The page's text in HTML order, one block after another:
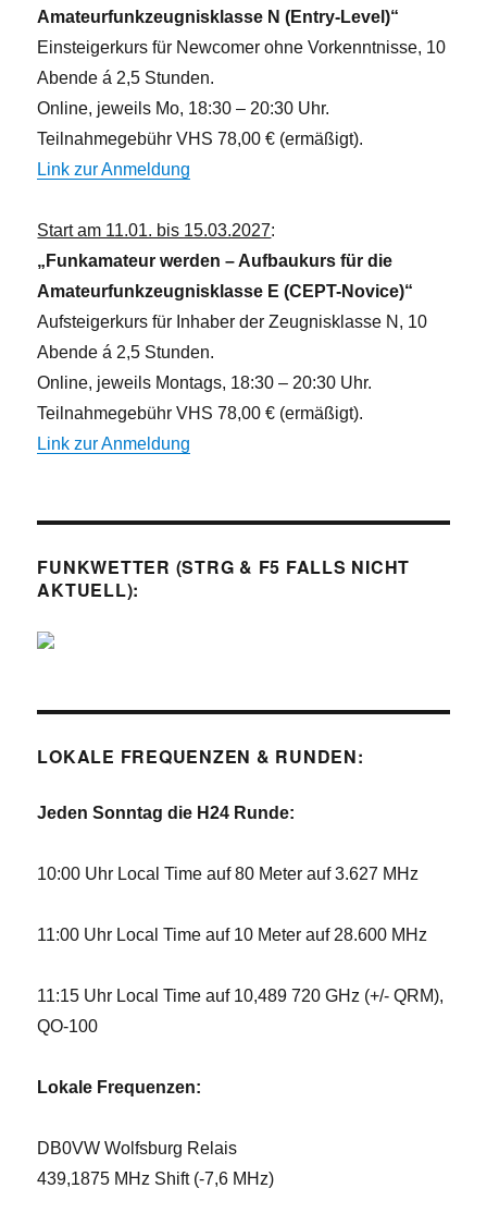
Amateurfunkzeugnisklasse N (Entry-Level)“
Einsteigerkurs für Newcomer ohne Vorkenntnisse, 10
Abende á 2,5 Stunden.
Online, jeweils Mo, 18:30 – 20:30 Uhr.
Teilnahmegebühr VHS 78,00 € (ermäßigt).
Link zur Anmeldung
Start am 11.01. bis 15.03.2027:
„Funkamateur werden – Aufbaukurs für die
Amateurfunkzeugnisklasse E (CEPT-Novice)“
Aufsteigerkurs für Inhaber der Zeugnisklasse N, 10
Abende á 2,5 Stunden.
Online, jeweils Montags, 18:30 – 20:30 Uhr.
Teilnahmegebühr VHS 78,00 € (ermäßigt).
Link zur Anmeldung
FUNKWETTER (STRG & F5 FALLS NICHT
AKTUELL):
LOKALE FREQUENZEN & RUNDEN:
Jeden Sonntag die H24 Runde:
10:00 Uhr Local Time auf 80 Meter auf 3.627 MHz
11:00 Uhr Local Time auf 10 Meter auf 28.600 MHz
11:15 Uhr Local Time auf 10,489 720 GHz (+/- QRM),
QO-100
Lokale Frequenzen:
DB0VW Wolfsburg Relais
439,1875 MHz Shift (-7,6 MHz)